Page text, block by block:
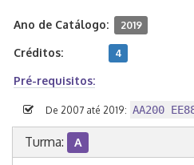
Ano de Catálogo: 2019
Créditos: 4
Pré-requisitos:
De 2007 até 2019: AA200
Turma: A